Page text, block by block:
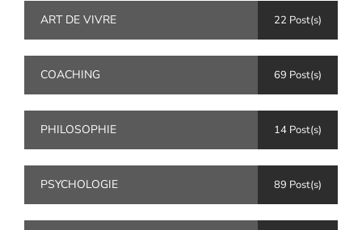
ART DE VIVRE 22 Post(s)
COACHING 69 Post(s)
PHILOSOPHIE 14 Post(s)
PSYCHOLOGIE 89 Post(s)